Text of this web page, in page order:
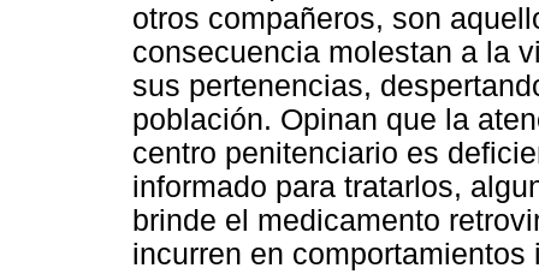
otros compañeros, son
consecuencia molestan a la
sus pertenencias,
población. Opinan que la
centro penitenciario es
informado para tratarlos,
brinde el medicamento
incurren en